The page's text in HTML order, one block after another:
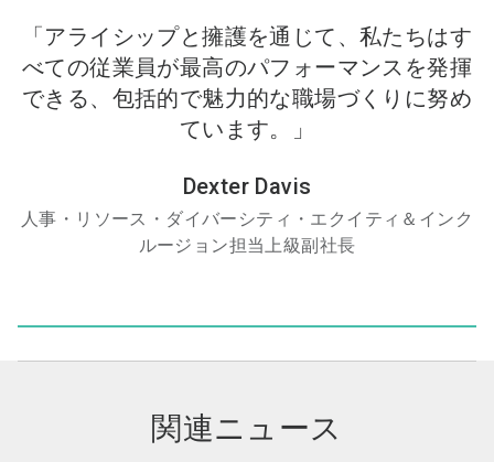
「アライシップと擁護を通じて、私たちはす
べての従業員が最高のパフォーマンスを発揮
できる、包括的で魅力的な職場づくりに努め
ています。」
Dexter Davis
人事・リソース・ダイバーシティ・エクイティ＆インク
ルージョン担当上級副社長
関連ニュース